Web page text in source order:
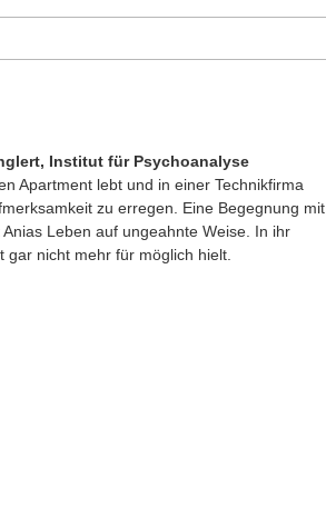
Institut für Psychoanalyse
Apartment lebt und in einer Technikfirma
zu erregen. Eine Begegnung mit
Leben auf ungeahnte Weise. In ihr
nicht mehr für möglich hielt.